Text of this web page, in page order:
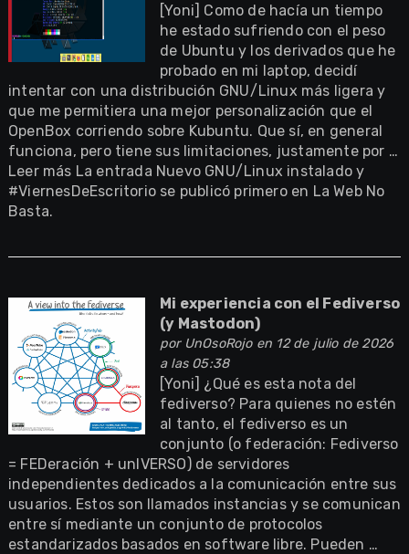
[Yoni] Como de hacía un tiempo
he estado sufriendo con el peso
de Ubuntu y los derivados que he
probado en mi laptop, decidí
intentar con una distribución GNU/Linux más ligera y
que me permitiera una mejor personalización que el
OpenBox corriendo sobre Kubuntu. Que sí, en general
funciona, pero tiene sus limitaciones, justamente por …
Leer más La entrada Nuevo GNU/Linux instalado y
#ViernesDeEscritorio se publicó primero en La Web No
Basta.
Mi experiencia con el Fediverso
(y Mastodon)
por UnOsoRojoen 12 de julio de 2026
a las 05:38
[Yoni] ¿Qué es esta nota del
fediverso? Para quienes no estén
al tanto, el fediverso es un
conjunto (o federación: Fediverso
= FEDeración + unIVERSO) de servidores
independientes dedicados a la comunicación entre sus
usuarios. Estos son llamados instancias y se comunican
entre sí mediante un conjunto de protocolos
estandarizados basados en software libre. Pueden …